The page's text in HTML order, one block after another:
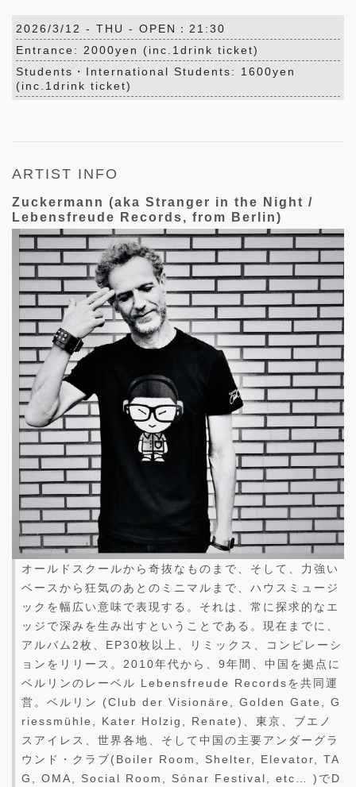
2026/3/12 - THU - OPEN：21:30
Entrance: 2000yen (inc.1drink ticket)
Students・International Students: 1600yen
(inc.1drink ticket)
ARTIST INFO
Zuckermann (aka Stranger in the Night /
Lebensfreude Records, from Berlin)
オールドスクールから奇抜なものまで、そして、力強い
ベースから狂気のあとのミニマルまで、ハウスミュージ
ックを幅広い意味で表現する。それは、常に探求的なエ
ッジで深みを生み出すということである。現在までに、
アルバム2枚、EP30枚以上、リミックス、コンピレーシ
ョンをリリース。2010年代から、9年間、中国を拠点に
ベルリンのレーベル Lebensfreude Recordsを共同運
営。ベルリン (Club der Visionäre, Golden Gate, G
riessmühle, Kater Holzig, Renate)、東京、ブエノ
スアイレス、世界各地、そして中国の主要アンダーグラ
ウンド・クラブ(Boiler Room, Shelter, Elevator, TA
G, OMA, Social Room, Sónar Festival, etc… )でD